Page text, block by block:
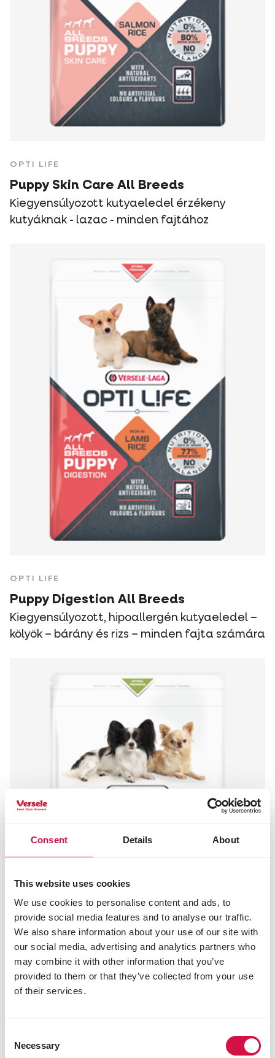
Consent Details About
This website uses cookies
We use cookies to personalise content and ads, to
provide social media features and to analyse our traffic.
We also share information about your use of our site with
our social media, advertising and analytics partners who
may combine it with other information that you’ve
provided to them or that they’ve collected from your use
of their services.
Selection
Necessary
OPTI LIFE
Puppy Skin Care All Breeds
Kiegyensúlyozott kutyaeledel érzékeny
kutyáknak - lazac - minden fajtához
OPTI LIFE
Puppy Digestion All Breeds
Kiegyensúlyozott, hipoallergén kutyaeledel –
kölyök – bárány és rizs – minden fajta számára
OPTI LIFE
kistestű fajtáknak